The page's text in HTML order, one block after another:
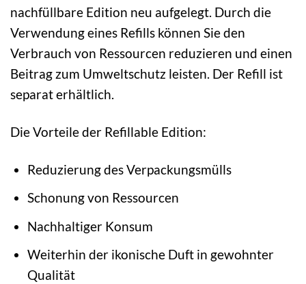
nachfüllbare Edition neu aufgelegt. Durch die
Verwendung eines Refills können Sie den
Verbrauch von Ressourcen reduzieren und einen
Beitrag zum Umweltschutz leisten. Der Refill ist
separat erhältlich.
Die Vorteile der Refillable Edition:
Reduzierung des Verpackungsmülls
Schonung von Ressourcen
Nachhaltiger Konsum
Weiterhin der ikonische Duft in gewohnter
Qualität